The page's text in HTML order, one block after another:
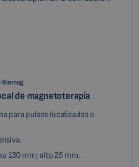
Biomag
de magnetoterapia
para pulsos localizados o
130 mm; alto 25 mm.